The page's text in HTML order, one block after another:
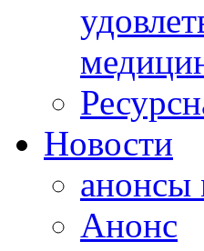
Новости
анонсы
Анонс